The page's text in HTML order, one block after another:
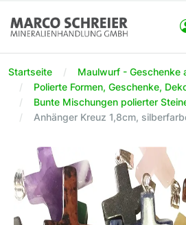
Startseite
Maulwurf - Geschenke
Polierte Formen, Geschenke,
Bunte Mischungen polierter
Anhänger Kreuz 1,8cm,